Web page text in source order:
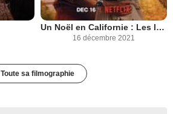
Un Noël en Californie : Les lumières de la ville
16 décembre 2021
Toute sa filmographie